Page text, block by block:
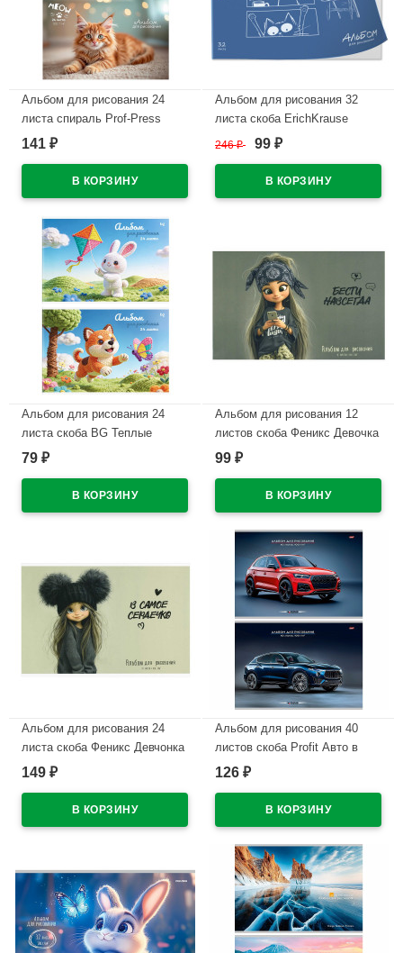
Альбом для рисования 24
листа спираль Prof-Press
Милые котики матовая
ассорти арт.24-8562
141 ₽
Альбом для рисования 32
листа скоба ErichKrause
Художник Ледяной металл
пластиковая обложка асс.
арт.63603
246₽ 99 ₽
Альбом для рисования 24
листа скоба BG Теплые
истории эконом ассорти
79 ₽
Альбом для рисования 12
листов скоба Феникс Девочка
в бандане сплошной
99 ₽
Альбом для рисования 24
листа скоба Феникс Девчонка
в шапке сплошной глянцевый
149 ₽
Альбом для рисования 40
листов скоба Profit Авто в
городе ассорти арт.40-7259
126 ₽